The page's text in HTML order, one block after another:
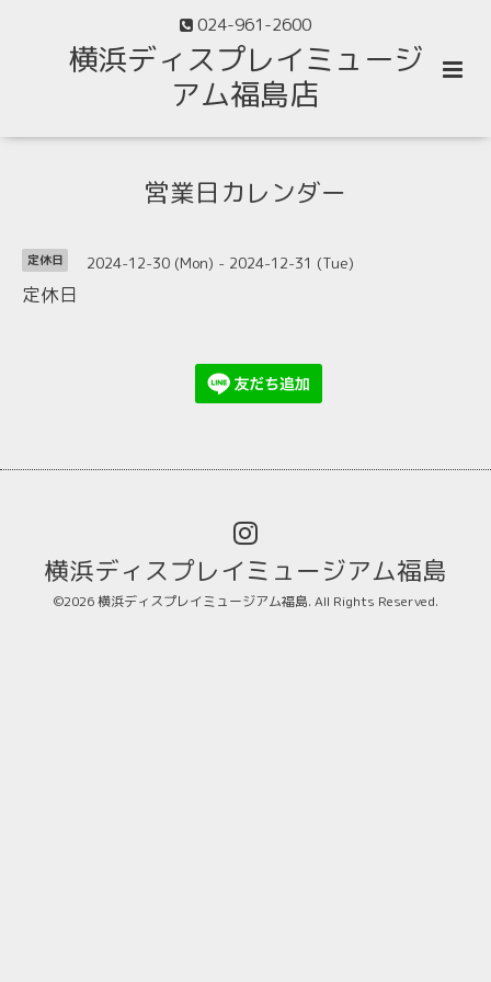
024-961-2600
横浜ディスプレイミュージ
アム福島店
営業日カレンダー
定休日 2024-12-30 (Mon) - 2024-12-31 (Tue)
定休日
横浜ディスプレイミュージアム福島
©2026横浜ディスプレイミュージアム福島. All Rights Reserved.